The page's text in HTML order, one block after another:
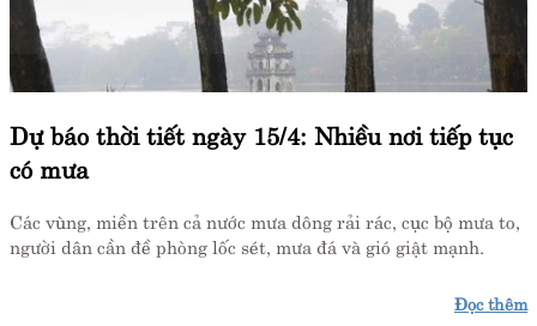
Dự báo thời tiết ngày 15/4: Nhiều nơi tiếp tục
có mưa
Các vùng, miền trên cả nước mưa dông rải rác, cục bộ mưa to,
người dân cần đề phòng lốc sét, mưa đá và gió giật mạnh.
Đọc thêm